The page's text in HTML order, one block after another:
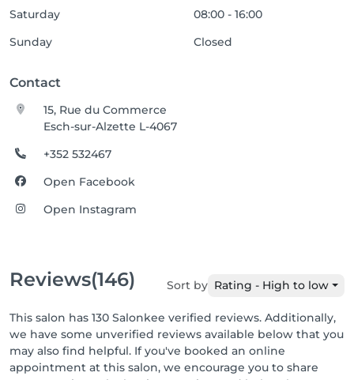
Saturday
08:00 - 16:00
Sunday
Closed
Contact
15, Rue du Commerce
Esch-sur-Alzette L-4067
+352 532467
Open Facebook
Open Instagram
Reviews(146) Sort by Rating - High to low
This salon has 130 Salonkee verified reviews. Additionally,
we have some unverified reviews available below that you
may also find helpful. If you've booked an online
appointment at this salon, we encourage you to share